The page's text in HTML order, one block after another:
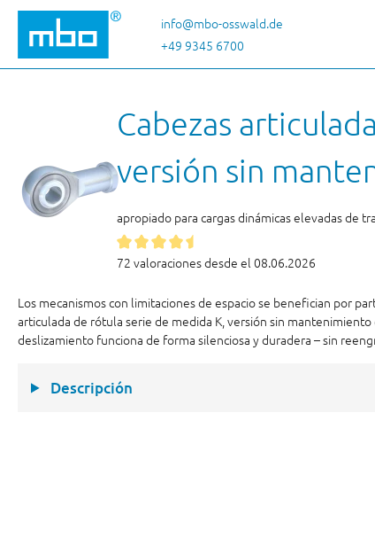
al contenido principal
Saltar a la búsqueda
Saltar a la navegación principalinfo@mbo-osswald.de
+49 9345 6700
Cabezas
versión sin
apropiado para cargas dinámicas elevadas de
72 valoraciones desde el 08.06.2026
Los mecanismos con limitaciones de espacio se benefician por
articulada de rótula serie de medida K, versión sin
deslizamiento funciona de forma silenciosa y duradera – sin
Descripción